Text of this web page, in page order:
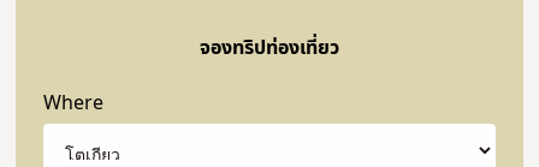
จองทริปท่องเที่ยว
Where